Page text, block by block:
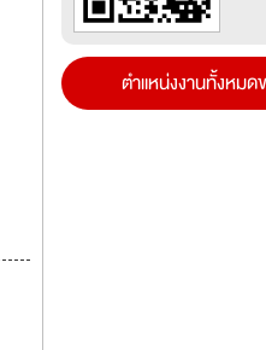
ตำแหน่งงานทั้งหม